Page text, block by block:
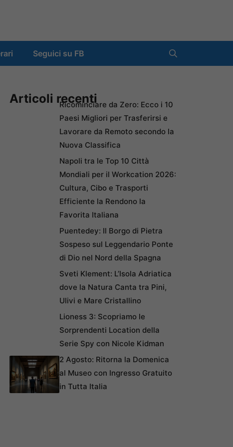
Seguici su FB
Articoli recentiRicominciare da Zero: Ecco i 10
Paesi Migliori per Trasferirsi e
Lavorare da Remoto secondo la
Nuova Classifica
Napoli tra le Top 10 Città
Mondiali per il Workcation 2026:
Cultura, Cibo e Trasporti
Efficiente la Rendono la
Favorita Italiana
Puentedey: Il Borgo di Pietra
Sospeso sul Leggendario Ponte
di Dio nel Nord della Spagna
Sveti Klement: L’Isola Adriatica
dove la Natura Canta tra Pini,
Ulivi e Mare Cristallino
Lioness 3: Scopriamo le
Sorprendenti Location della
Serie Spy con Nicole Kidman
2 Agosto: Ritorna la Domenica
al Museo con Ingresso Gratuito
in Tutta Italia